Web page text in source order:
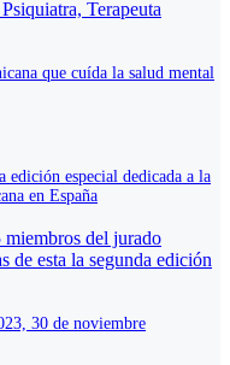
que cuída la salud mental
edición especial dedicada a la
en España
30 de noviembre